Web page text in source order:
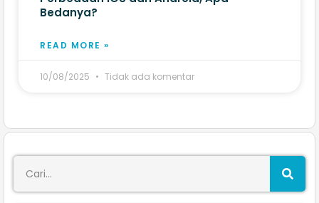
Bedanya?
READ MORE »
10/08/2025 Tidak ada komentar